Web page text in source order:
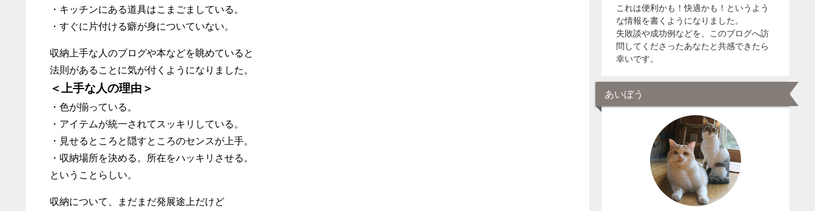
・キッチンにある道具はこまごましている。
・すぐに片付ける癖が身についていない。
収納上手な人のブログや本などを眺めていると
法則があることに気が付くようになりました。
＜上手な人の理由＞
・色が揃っている。
・アイテムが統一されてスッキリしている。
・見せるところと隠すところのセンスが上手。
・収納場所を決める。所在をハッキリさせる。
ということらしい。
収納について、まだまだ発展途上だけど
これは便利かも！快適かも！というよう
な情報を書くようになりました。
失敗談や成功例などを、このブログへ訪
問してくださったあなたと共感できたら
幸いです。
あいぼう